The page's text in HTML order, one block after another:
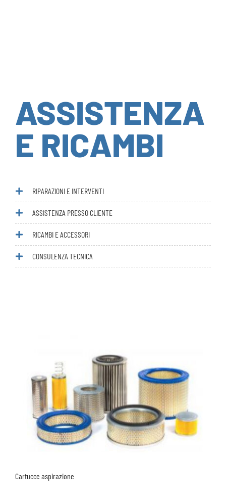
ASSISTENZA
E RICAMBI
ASSISTENZA PRESSO CLIENTE
RICAMBI E ACCESSORI
CONSULENZA TECNICA